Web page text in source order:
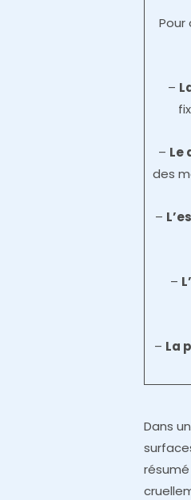
–
– Le
des
–
–
– La
Dans